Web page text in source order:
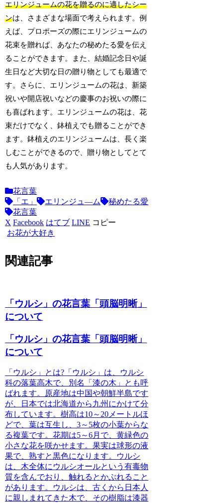
エリンジュームの花を贈るのに適したシー
ンは、さまざまな場面で考えられます。例
えば、プロポーズの際にエリンジュームの
花束を贈れば、あなたの秘めたる愛を伝え
ることができます。また、結婚記念日や誕
生日など大切な日の贈り物としても最適で
す。さらに、エリンジュームの花は、新築
祝いや開店祝いなどの慶事のお祝いの際に
も喜ばれます。エリンジュームの花は、花
束だけでなく、鉢植えでも贈ることができ
ます。鉢植えのエリンジュームは、長く楽
しむことができるので、贈り物としてとて
も人気があります。
花言葉
「エ」
エリンジュ―ム
秘めたる愛
花言葉
X Facebook はてブ LINE コピー
お花が大好き
関連記事
「ウルシ」の花言葉「頭脳明晰」
について
「ウルシ」の花言葉「頭脳明晰」
について
「ウルシ」とは? 「ウルシ」は、ウルシ
科の落葉高木で、別名「漆の木」とも呼
ばれます。原産地は中国や朝鮮半島です
が、日本では北海道から九州にかけて分
布しています。樹高は10～20メートルほ
どで、葉は互生し、3～5枚の小葉からな
る複葉です。花期は5～6月で、黄緑色の
小さな花を咲かせます。果実は球形の液
果で、熟すと黒色になります。ウルシ
は、木全体にウルシオールという有毒物
質を含んでおり、触れるとかぶれること
があります。
ウルシは、古くから日本人
に親しまれてきた木で、その樹脂は漆器